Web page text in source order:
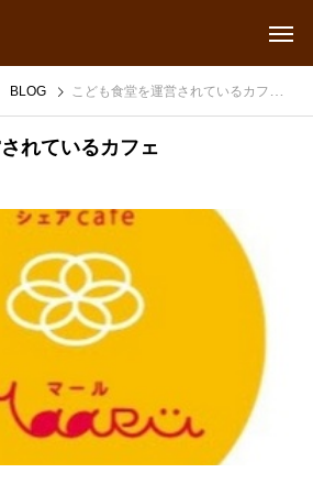
BLOG こども食堂を運営されているカフェ
れているカフェ